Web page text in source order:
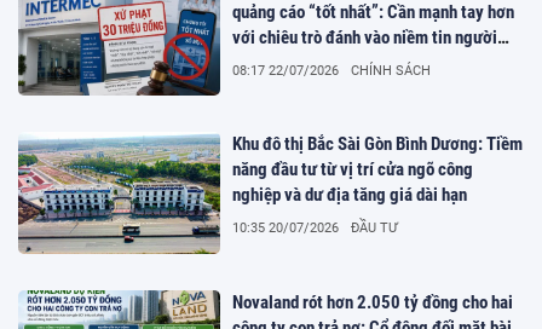
quảng cáo “tốt nhất”: Cần mạnh tay hơn
với chiêu trò đánh vào niềm tin người
bệnh
08:17 22/07/2026 CHÍNH SÁCH
Khu đô thị Bắc Sài Gòn Bình Dương: Tiềm
năng đầu tư từ vị trí cửa ngõ công
nghiệp và dư địa tăng giá dài hạn
10:35 20/07/2026 ĐẦU TƯ
Novaland rót hơn 2.050 tỷ đồng cho hai